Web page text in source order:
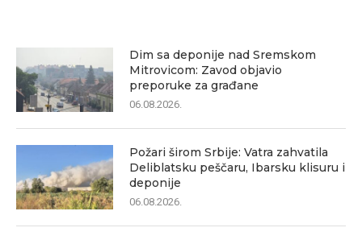
Dim sa deponije nad Sremskom
Mitrovicom: Zavod objavio
preporuke za građane
06.08.2026.
Požari širom Srbije: Vatra zahvatila
Deliblatsku peščaru, Ibarsku klisuru i
deponije
06.08.2026.